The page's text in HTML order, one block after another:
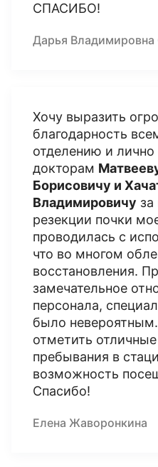
СПАСИБО!
Дарья Владимировна
Хочу выразить
благодарность
отделению и лично
докторам
Борисовичу и
Владимировичу
резекции почки
проводилась с
что во многом
восстановления.
замечательное
персонала,
было
отметить
пребывания в
возможность
Спасибо!
Елена Жаворонкина